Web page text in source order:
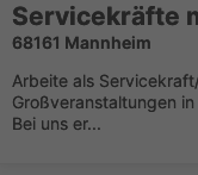
Servicekräfte
68161 Mannheim
Arbeite als
Großveranstaltungen
Bei uns er...